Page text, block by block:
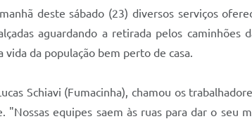
deste sábado (23) diversos serviços
aguardando a retirada pelos caminhões
da população bem perto de casa.
Schiavi (Fumacinha), chamou os
equipes saem às ruas para dar o seu